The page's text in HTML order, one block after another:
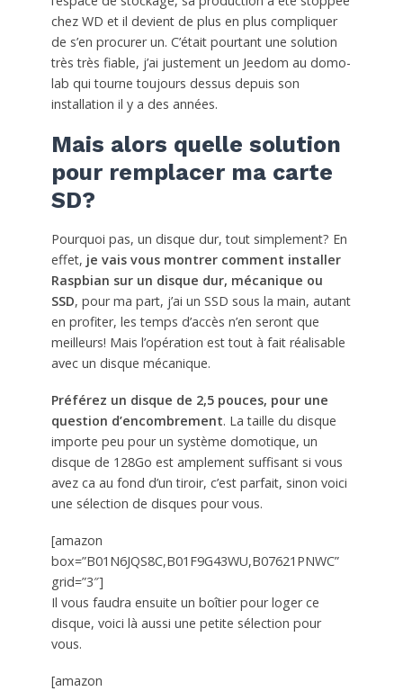
chez WD et il devient de plus en plus compliquer
de s’en procurer un. C’était pourtant une solution
très très fiable, j’ai justement un Jeedom au domo-
lab qui tourne toujours dessus depuis son
installation il y a des années.
Mais alors quelle solution
pour remplacer ma carte
SD?
Pourquoi pas, un disque dur, tout simplement? En
effet, je vais vous montrer comment installer
Raspbian sur un disque dur, mécanique ou
SSD, pour ma part, j’ai un SSD sous la main, autant
en profiter, les temps d’accès n’en seront que
meilleurs! Mais l’opération est tout à fait réalisable
avec un disque mécanique.
Préférez un disque de 2,5 pouces, pour une
question d’encombrement. La taille du disque
importe peu pour un système domotique, un
disque de 128Go est amplement suffisant si vous
avez ca au fond d’un tiroir, c’est parfait, sinon voici
une sélection de disques pour vous.
[amazon
box=”B01N6JQS8C,B01F9G43WU,B07621PNWC”
grid=”3″]
Il vous faudra ensuite un boîtier pour loger ce
disque, voici là aussi une petite sélection pour
vous.
[amazon